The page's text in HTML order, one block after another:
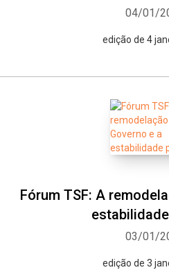
04/01/
edição de 4
Fórum TSF: A
03/01/
edição de 3